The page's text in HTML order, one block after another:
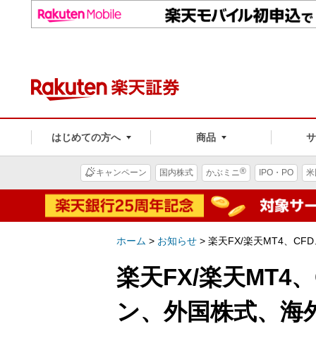
はじめての方へ 商品
キャンペーン 国内株式 かぶミニ® IPO・PO
ホーム > お知らせ > 楽天FX/楽天MT4、
楽天FX/楽天MT4
ン、外国株式、海